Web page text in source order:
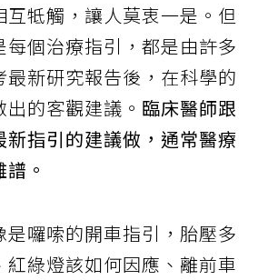
互牴觸，讓人莫衷一是。但
每個治療指引，都是由許多
最新研究報告後，在科學的
的客觀建議。 臨床醫師跟
新指引的建議做，通常醫療
。
是囉嗦的開車指引，胎壓多
紅綠燈該如何因應、離前車